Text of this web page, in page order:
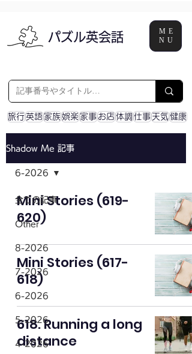
パズル英会話
ME
NU
旅行英語 家族娯楽 家事 お店 体調 仕事 天気健康
Shadow Me 記事
全ての記事
Other
8-2026
7-2026
6-2026
5-2026
4-2026
6-2026
Mini Stories (619-
620)
Mini Stories (617-
618)
618. Running a long
distance